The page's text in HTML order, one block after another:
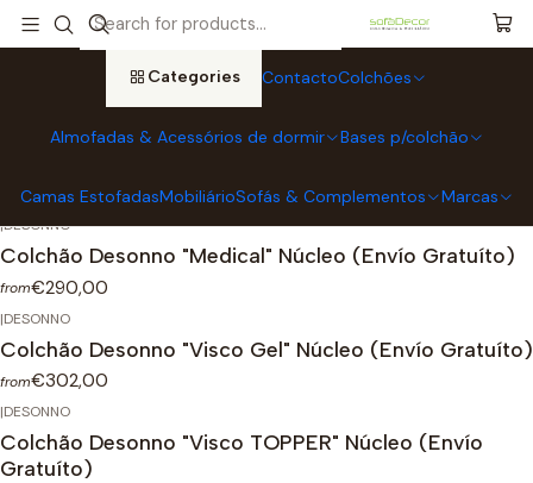
Categories ContactoColchões
Almofadas & Acessórios de dormir Bases p/colchão
Camas EstofadasMobiliárioSofás & Complementos Marcas
Home Marcas Desonno Colchões
Desonno Colchões
|DESONNO
Colchão Desonno "Medical" Núcleo (Envío Gratuíto)
from€290,00
|DESONNO
Colchão Desonno "Visco Gel" Núcleo (Envío Gratuíto)
from€302,00
|DESONNO
Colchão Desonno "Visco TOPPER" Núcleo (Envío
Gratuíto)